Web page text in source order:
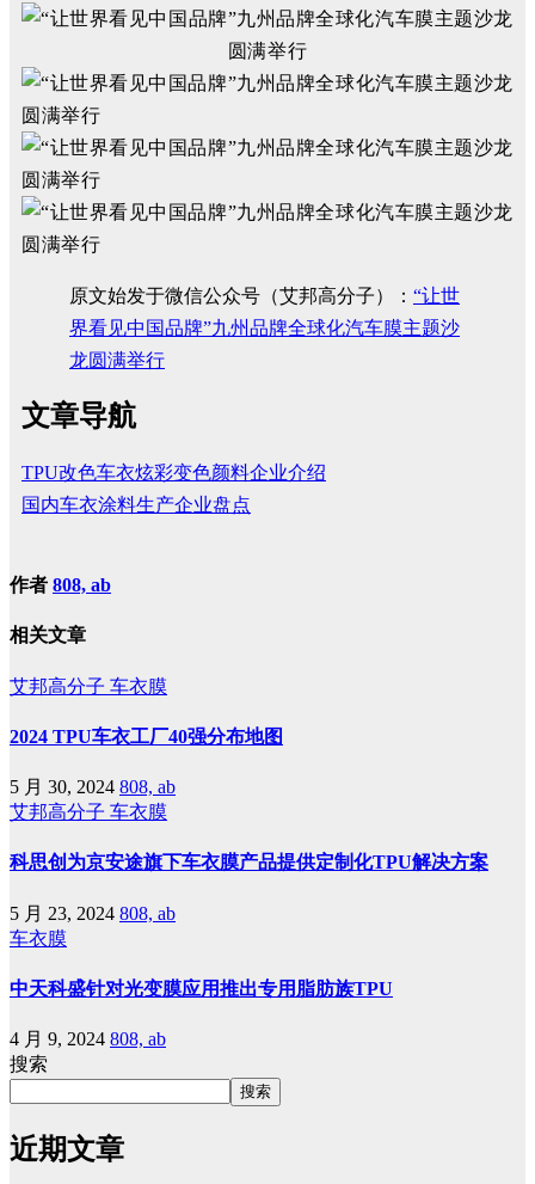
原文始发于微信公众号（艾邦高分子）： “让世
界看见中国品牌”九州品牌全球化汽车膜主题沙
龙圆满举行
文章导航
TPU改色车衣炫彩变色颜料企业介绍
国内车衣涂料生产企业盘点
作者 808, ab
相关文章
艾邦高分子 车衣膜
2024 TPU车衣工厂40强分布地图
5 月 30, 2024 808, ab
艾邦高分子 车衣膜
科思创为京安途旗下车衣膜产品提供定制化TPU解决方案
5 月 23, 2024 808, ab
车衣膜
中天科盛针对光变膜应用推出专用脂肪族TPU
4 月 9, 2024 808, ab
搜索
搜索
近期文章